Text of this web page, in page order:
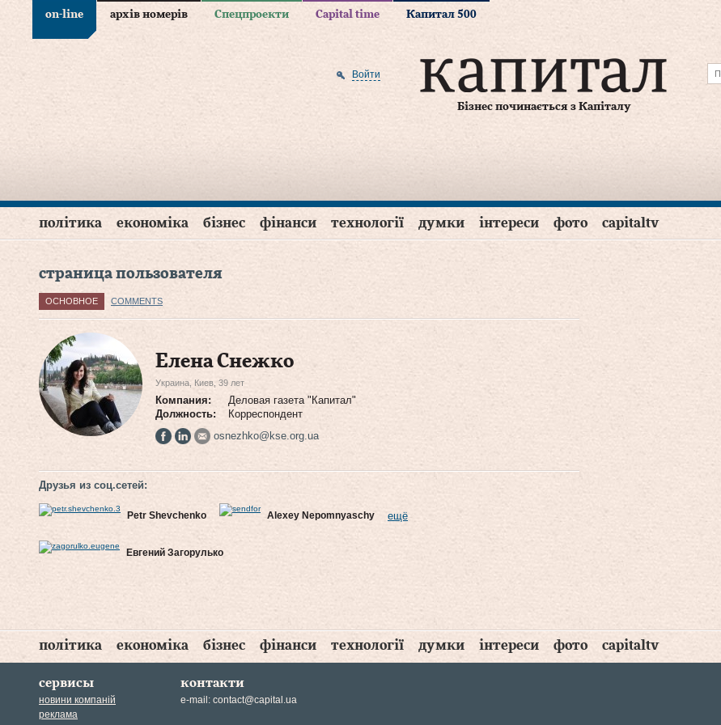
on-line архів номерів Спецпроекти Capital time Капитал 500
Бізнес починається з Капіталу
Войти
політика економіка бізнес фінанси технології думки інтереси фото capitaltv
страница пользователя
ОСНОВНОЕ COMMENTS
Елена Снежко
Украина, Киев, 39 лет
Компания:
Деловая газета "Капитал"
Должность:
Корреспондент
osnezhko@kse.org.ua
Друзья из соц.сетей:
Petr Shevchenko Alexey Nepomnyaschy
Евгений Загорулько
ещё
політика економіка бізнес фінанси технології думки інтереси фото capitaltv
сервисы
новини компаній
реклама
контакти
e-mail: contact@capital.ua